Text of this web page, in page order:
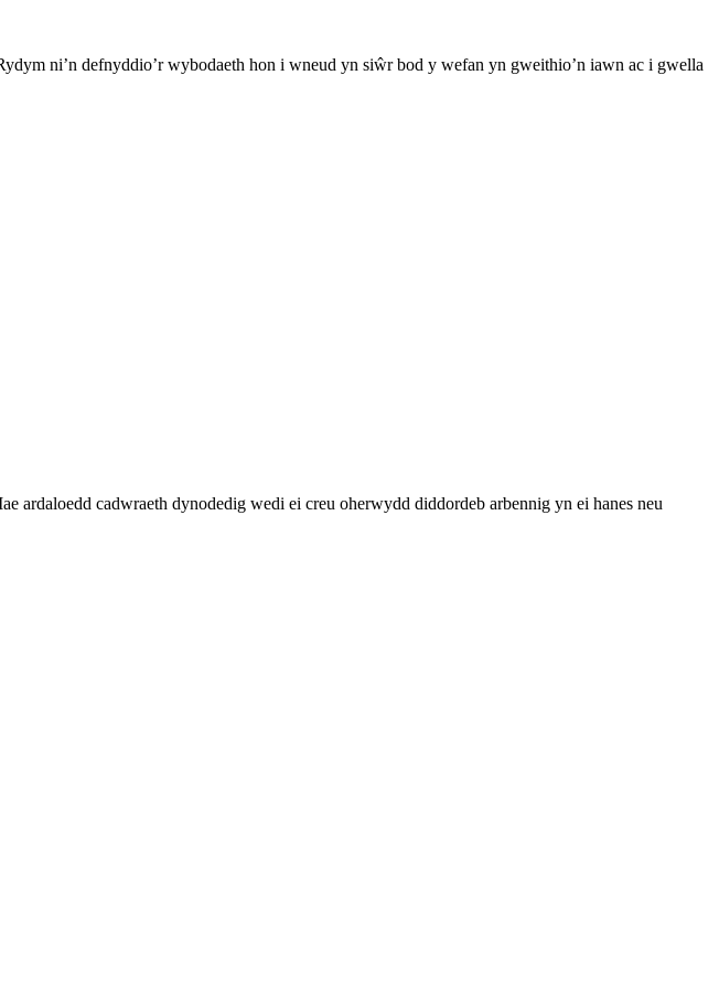
ni’n defnyddio’r wybodaeth hon i wneud yn siŵr bod y wefan yn gweithio’n iawn ac i gwella
ardaloedd cadwraeth dynodedig wedi ei creu oherwydd diddordeb arbennig yn ei hanes neu